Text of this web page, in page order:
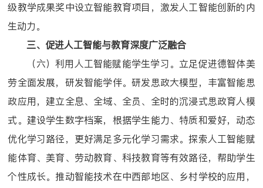
级教学成果奖中设立智能教育项目，激发人工智能创新的内
生动力。
三、促进人工智能与教育深度广泛融合
（六）利用人工智能赋能学生学习。立足促进德智体美
劳全面发展，研发智能学伴。研发思政大模型，丰富智能思
政应用，建立全息、全域、全员、全时的沉浸式思政育人模
式。建设学生数字档案，根据学生能力、特质和爱好，动态
优化学习路径，更好满足多元化学习需求。探索人工智能赋
能体育、美育、劳动教育、科技教育等有效路径，帮助学生
个性成长。推动智能技术在中西部地区、乡村学校的应用，